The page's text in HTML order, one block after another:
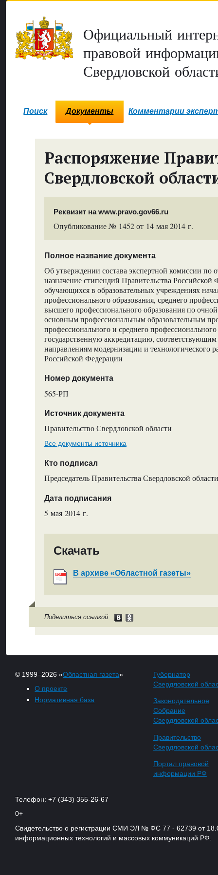
Официальный
правовой
Свердловской
Поиск Документы Комментарии
Распоряжение
Свердловской
Реквизит на www.pravo.gov66.ru
Опубликование № 1452 от 14 мая 2014 г.
Полное название документа
Об утверждении состава экспертной комиссии по
назначение стипендий Правительства Российской
обучающихся в образовательных учреждениях
профессионального образования, среднего
высшего профессионального образования по
основным профессиональным образовательным
профессионального и среднего
государственную аккредитацию,
направлениям модернизации и технологического
Российской Федерации
Номер документа
565-РП
Источник документа
Правительство Свердловской области
Все документы источника
Кто подписал
Председатель Правительства Свердловской
Дата подписания
5 мая 2014 г.
Скачать
В архиве «Областной газеты»
Поделиться ссылкой
© 1999–2026 «Областная газета»
О проекте
Нормативная база
Губернатор
Свердловской
Законодательное
Собрание
Свердловской
Правительство
Свердловской
Портал правовой
информации РФ
Телефон: +7 (343) 355-26-67
0+
Свидетельство о регистрации СМИ ЭЛ № ФС 77 - 62739 от
информационных технологий и массовых коммуникаций РФ.